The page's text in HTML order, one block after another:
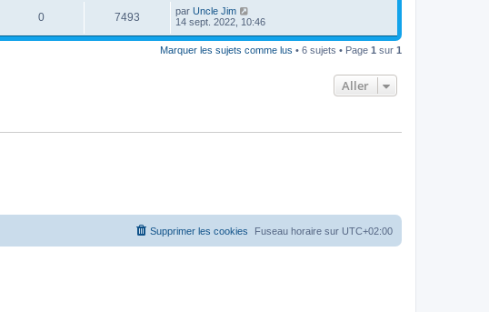
0 7493 par Uncle Jim
14 sept. 2022, 10:46
Marquer les sujets comme lus • 6 sujets • Page 1 sur 1
Aller
Fuseau horaire sur UTC+02:00
Supprimer les cookies